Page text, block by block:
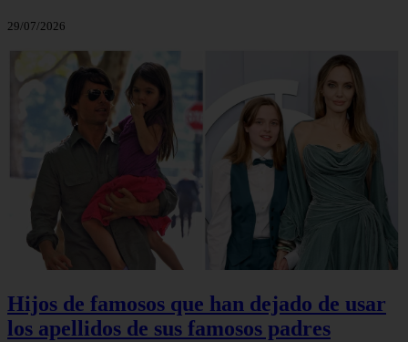
29/07/2026
Hijos de famosos que han dejado de usar
los apellidos de sus famosos padres